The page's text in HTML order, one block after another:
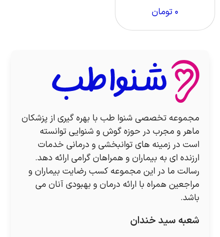
۰تومان
مجموعه تخصصی شنوا طب با بهره گیری از پزشکان
ماهر و مجرب در حوزه گوش و شنوایی توانسته
است در زمینه های توانبخشی و درمانی خدمات
ارزنده ای به بیماران و همراهان گرامی ارائه دهد.
رسالت ما در این مجموعه کسب رضایت بیماران و
مراجعین همراه با ارائه درمان و بهبودی آنان می
باشد.
شعبه سید خندان